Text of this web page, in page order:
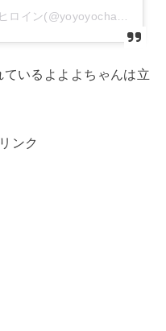
がシェアした投稿
いるよよよちゃんは立
ンク